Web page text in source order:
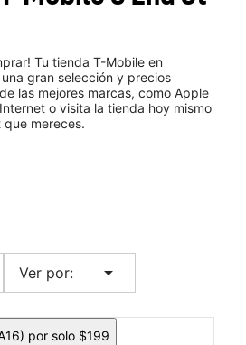
8:00 p.m.
6:00 p.m.
OH 43812
Tu tienda T-Mobile en
gran selección y precios
las mejores marcas, como Apple
o visita la tienda hoy mismo
mereces.
Ver por: arrow_drop_down
por solo $199